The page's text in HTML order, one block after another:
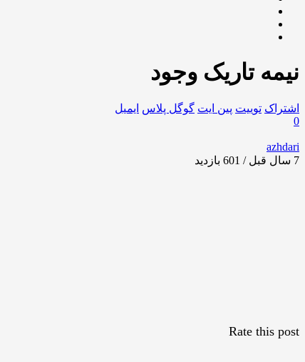
نیمه تاریک وجود
اشتراک توییت پین ایت گوگل‌ پلاس ایمیل
0
azhdari
7 سال قبل / 601
بازدید
Rate this post